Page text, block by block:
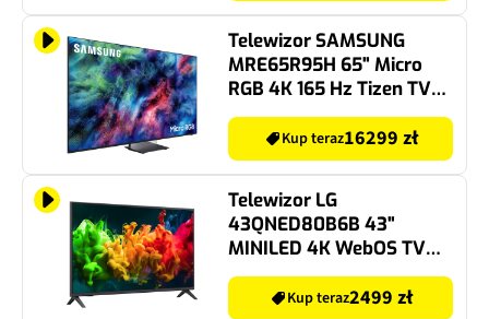
Telewizor SAMSUNG
MRE65R95H 65" Micro
RGB 4K 165 Hz Tizen TV
Dolby Atmos HDMI 2.1
Kup teraz16299 zł
Telewizor LG
43QNED80B6B 43"
MINILED 4K WebOS TV
HDMI 2.1
Kup teraz2499 zł